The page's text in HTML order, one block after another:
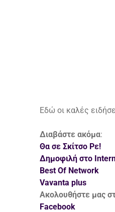
Εδώ οι καλές
Διαβάστε ακόμα:
Θα σε Σκίτσο Ρε!
Δημοφιλή στο
Best Of Network
Vavanta plus
Ακολουθήστε μας
Facebook